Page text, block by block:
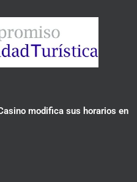
t
e
t
a
g
r
a
m
modifica sus horarios en